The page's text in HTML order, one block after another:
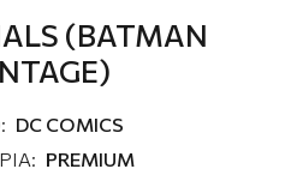
(BATMAN
DC COMICS
PREMIUM